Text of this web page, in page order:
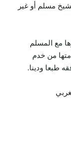
مسلم أو غير
مع المسلم
من خدم
طبعا ودينا.